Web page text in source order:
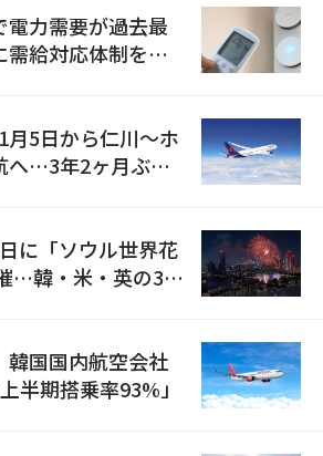
力需要が過去最
給対応体制を点
月5日から仁川〜ホ
へ…3年2ヶ月ぶり
に「ソウル世界花
…韓・米・英の3カ
韓国国内航空会社
半期搭乗率93%」